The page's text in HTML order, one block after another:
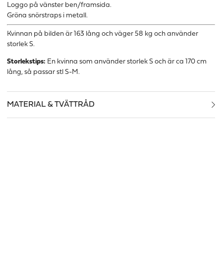
Loggo på vänster ben/framsida.
Gröna snörstraps i metall.
Kvinnan på bilden är 163 lång och väger 58 kg och använder
storlek S.
Storlekstips: En kvinna som använder storlek S och är ca 170 cm
lång, så passar stl S-M.
MATERIAL & TVÄTTRÅD